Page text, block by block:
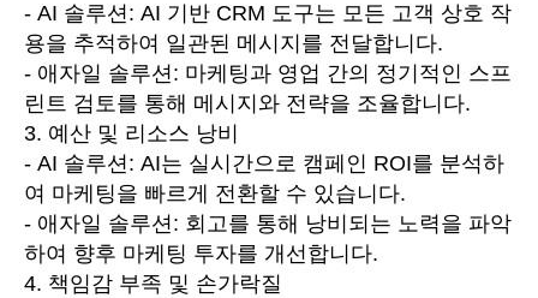
- AI 솔루션: AI 기반 CRM 도구는 모든 고객 상호 작
용을 추적하여 일관된 메시지를 전달합니다.
- 애자일 솔루션: 마케팅과 영업 간의 정기적인 스프
린트 검토를 통해 메시지와 전략을 조율합니다.
3. 예산 및 리소스 낭비
- AI 솔루션: AI는 실시간으로 캠페인 ROI를 분석하
여 마케팅을 빠르게 전환할 수 있습니다.
- 애자일 솔루션: 회고를 통해 낭비되는 노력을 파악
하여 향후 마케팅 투자를 개선합니다.
4. 책임감 부족 및 손가락질